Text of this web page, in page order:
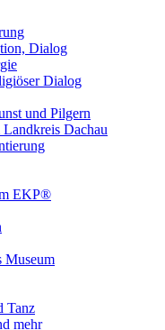
Dialog
Dialog
und Pilgern
Dachau
EKP®
Museum
Tanz
mehr